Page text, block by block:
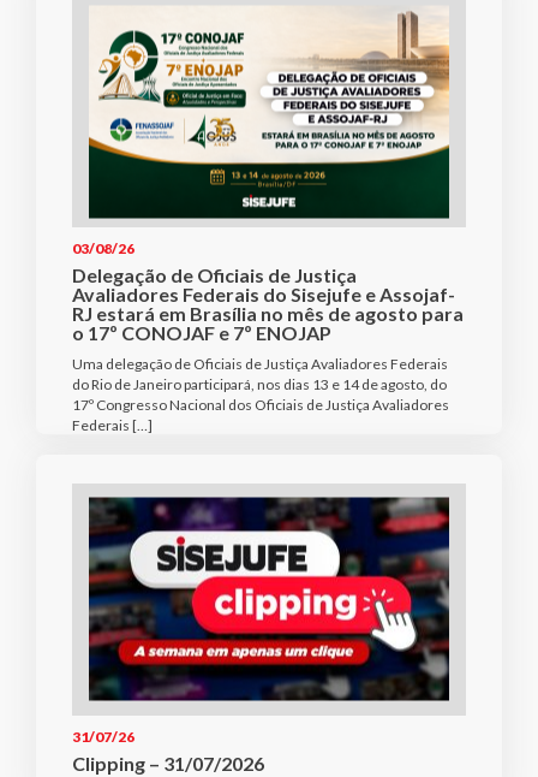
03/08/26
Delegação de Oficiais de Justiça
Avaliadores Federais do Sisejufe e Assojaf-
RJ estará em Brasília no mês de agosto para
o 17º CONOJAF e 7º ENOJAP
Uma delegação de Oficiais de Justiça Avaliadores Federais
do Rio de Janeiro participará, nos dias 13 e 14 de agosto, do
17º Congresso Nacional dos Oficiais de Justiça Avaliadores
Federais […]
31/07/26
Clipping – 31/07/2026